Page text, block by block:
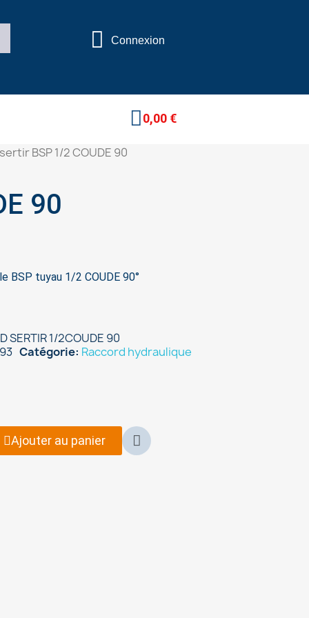
Connexion
0,00 €
BSP 1/2 COUDE 90
90
BSP tuyau 1/2 COUDE 90°
SERTIR 1/2COUDE 90
Catégorie Raccord hydraulique
Ajouter au panier